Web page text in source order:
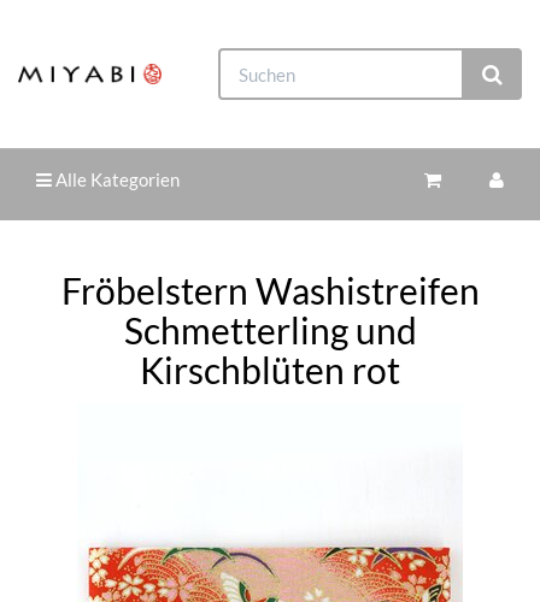
Alle Kategorien
Fröbelstern Washistreifen
Schmetterling und
Kirschblüten rot